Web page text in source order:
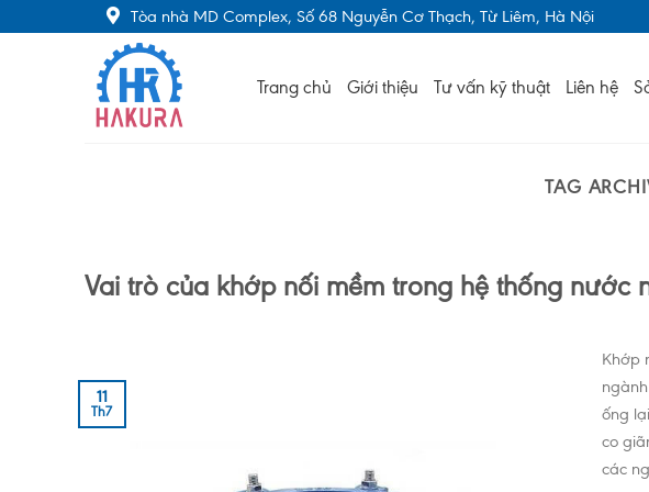
Tòa nhà MD Complex, Số 68 Nguyễn Cơ Thạch, Từ Liêm, Hà Nội
Trang chủ Giới thiệu Tư vấn kỹ thuật Liên hệ
TAG
Vai trò của khớp nối mềm trong hệ thống nước
11
Th7
Khớp
ống
co
các